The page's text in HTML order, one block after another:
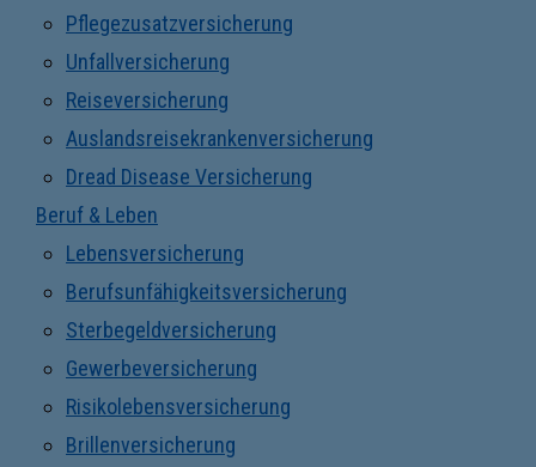
Pflegezusatzversicherung
Unfallversicherung
Reiseversicherung
Auslandsreisekrankenversicherung
Dread Disease Versicherung
Beruf & Leben
Lebensversicherung
Berufsunfähigkeitsversicherung
Sterbegeldversicherung
Gewerbeversicherung
Risikolebensversicherung
Brillenversicherung